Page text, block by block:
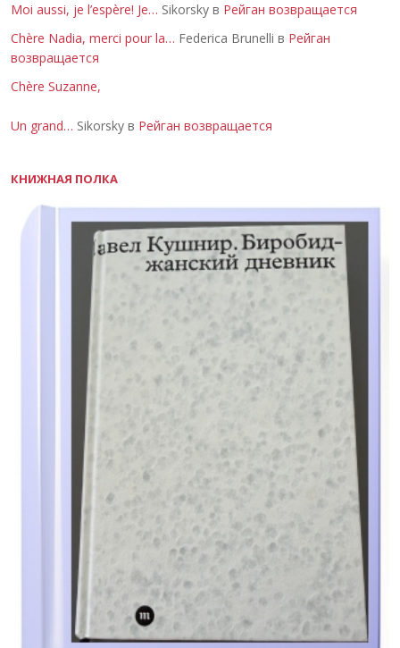
Moi aussi, je l’espère! Je… Sikorsky в Рейган возвращается
Chère Nadia, merci pour la… Federica Brunelli в Рейган
возвращается
Chère Suzanne,
Un grand… Sikorsky в Рейган возвращается
КНИЖНАЯ ПОЛКА